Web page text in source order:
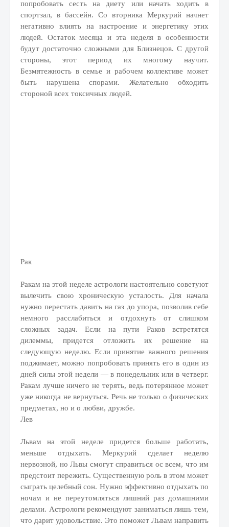
попробовать сесть на диету или начать ходить в
спортзал, в бассейн. Со вторника Меркурий начнет
негативно влиять на настроение и энергетику этих
людей. Остаток месяца и эта неделя в особенности
будут достаточно сложными для Близнецов. С другой
стороны, этот период их многому научит.
Безмятежность в семье и рабочем коллективе может
быть нарушена спорами. Желательно обходить
стороной всех токсичных людей.
Рак
Ракам на этой неделе астрологи настоятельно советуют
вылечить свою хроническую усталость. Для начала
нужно перестать давить на газ до упора, позволив себе
немного расслабиться и отдохнуть от слишком
сложных задач. Если на пути Раков встретятся
дилеммы, придется отложить их решение на
следующую неделю. Если принятие важного решения
поджимает, можно попробовать принять его в один из
дней силы этой недели — в понедельник или в четверг.
Ракам лучше ничего не терять, ведь потерянное может
уже никогда не вернуться. Речь не только о физических
предметах, но и о любви, дружбе.
Лев
Львам на этой неделе придется больше работать,
меньше отдыхать. Меркурий сделает неделю
нервозной, но Львы смогут справиться ос всем, что им
предстоит пережить. Существенную роль в этом может
сыграть целебный сон. Нужно эффективно отдыхать по
ночам и не переутомляться лишний раз домашними
делами. Астрологи рекомендуют заниматься лишь тем,
что дарит удовольствие. Это поможет Львам направить